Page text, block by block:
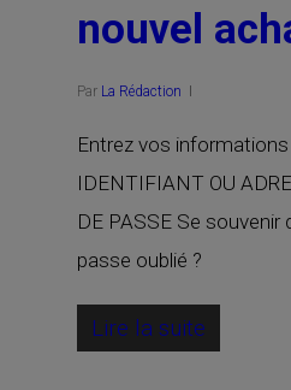
nouvel
Par La Rédaction
Entrez vos
IDENTIFIANT OU
DE PASSE Se
passe oublié ?
Lire la suite